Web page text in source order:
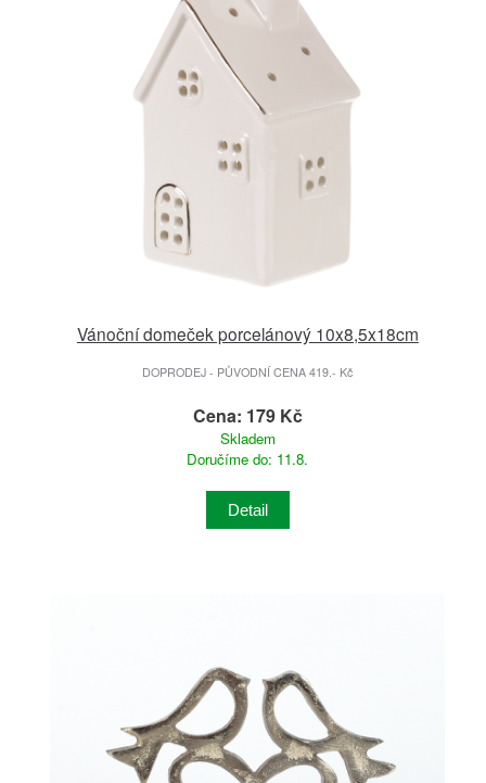
Vánoční domeček porcelánový 10x8,5x18cm
DOPRODEJ - PŮVODNÍ CENA 419.- Kč
Cena: 179 Kč
Skladem
Doručíme do: 11.8.
Detail